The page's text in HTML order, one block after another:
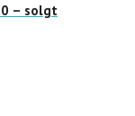
– solgt